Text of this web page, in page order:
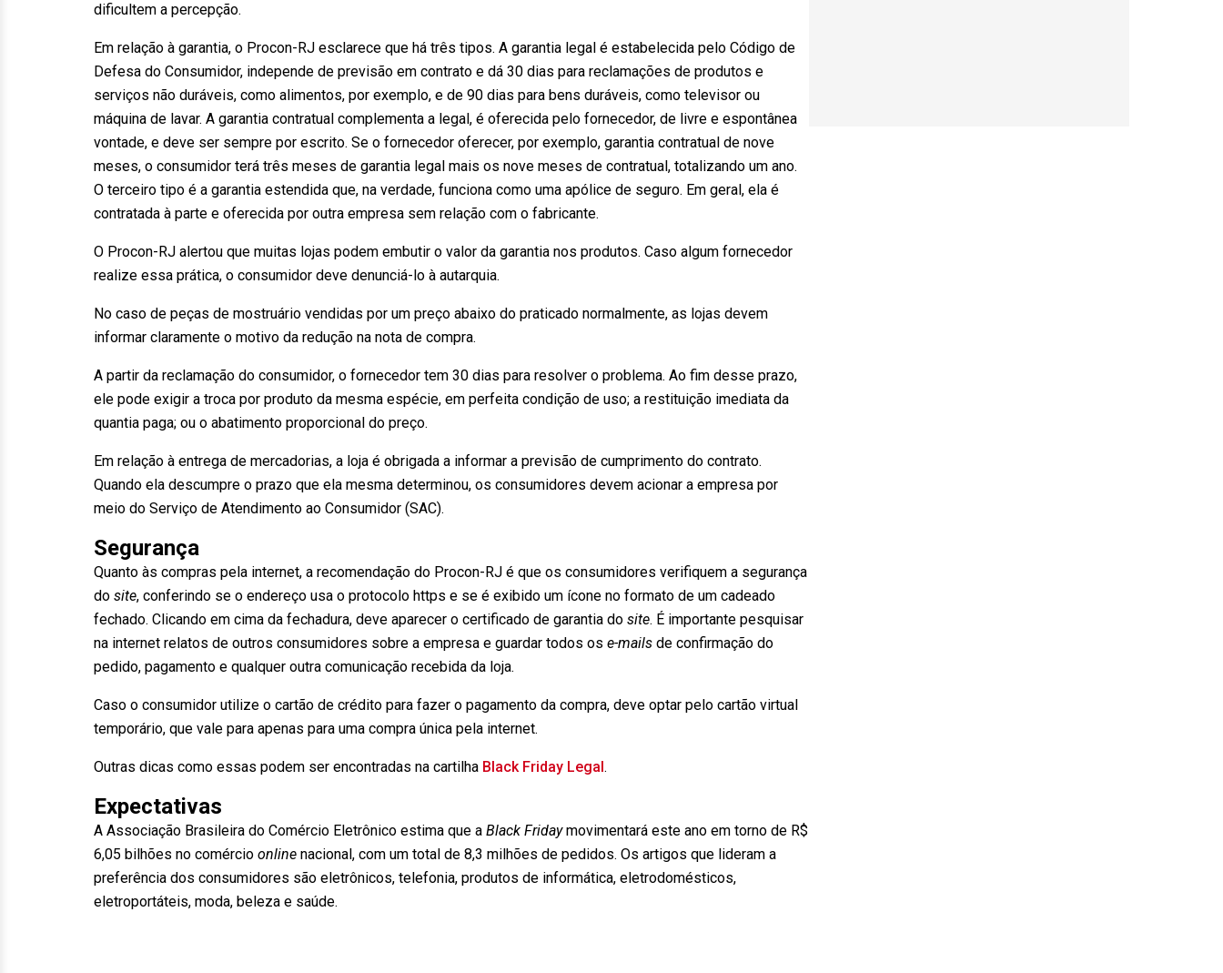
dificultem a percepção.
Em relação à garantia, o Procon-RJ esclarece que há três tipos. A garantia legal é estabelecida pelo Código de
Defesa do Consumidor, independe de previsão em contrato e dá 30 dias para reclamações de produtos e
serviços não duráveis, como alimentos, por exemplo, e de 90 dias para bens duráveis, como televisor ou
máquina de lavar. A garantia contratual complementa a legal, é oferecida pelo fornecedor, de livre e espontânea
vontade, e deve ser sempre por escrito. Se o fornecedor oferecer, por exemplo, garantia contratual de nove
meses, o consumidor terá três meses de garantia legal mais os nove meses de contratual, totalizando um ano.
O terceiro tipo é a garantia estendida que, na verdade, funciona como uma apólice de seguro. Em geral, ela é
contratada à parte e oferecida por outra empresa sem relação com o fabricante.
O Procon-RJ alertou que muitas lojas podem embutir o valor da garantia nos produtos. Caso algum fornecedor
realize essa prática, o consumidor deve denunciá-lo à autarquia.
No caso de peças de mostruário vendidas por um preço abaixo do praticado normalmente, as lojas devem
informar claramente o motivo da redução na nota de compra.
A partir da reclamação do consumidor, o fornecedor tem 30 dias para resolver o problema. Ao fim desse prazo,
ele pode exigir a troca por produto da mesma espécie, em perfeita condição de uso; a restituição imediata da
quantia paga; ou o abatimento proporcional do preço.
Em relação à entrega de mercadorias, a loja é obrigada a informar a previsão de cumprimento do contrato.
Quando ela descumpre o prazo que ela mesma determinou, os consumidores devem acionar a empresa por
meio do Serviço de Atendimento ao Consumidor (SAC).
Segurança
Quanto às compras pela internet, a recomendação do Procon-RJ é que os consumidores verifiquem a segurança
do site, conferindo se o endereço usa o protocolo https e se é exibido um ícone no formato de um cadeado
fechado. Clicando em cima da fechadura, deve aparecer o certificado de garantia do site. É importante pesquisar
na internet relatos de outros consumidores sobre a empresa e guardar todos os e-mails de confirmação do
pedido, pagamento e qualquer outra comunicação recebida da loja.
Caso o consumidor utilize o cartão de crédito para fazer o pagamento da compra, deve optar pelo cartão virtual
temporário, que vale para apenas para uma compra única pela internet.
Outras dicas como essas podem ser encontradas na cartilha Black Friday Legal.
Expectativas
A Associação Brasileira do Comércio Eletrônico estima que a Black Fridaymovimentará este ano em torno de R$
6,05 bilhões no comércio online nacional, com um total de 8,3 milhões de pedidos. Os artigos que lideram a
preferência dos consumidores são eletrônicos, telefonia, produtos de informática, eletrodomésticos,
eletroportáteis, moda, beleza e saúde.